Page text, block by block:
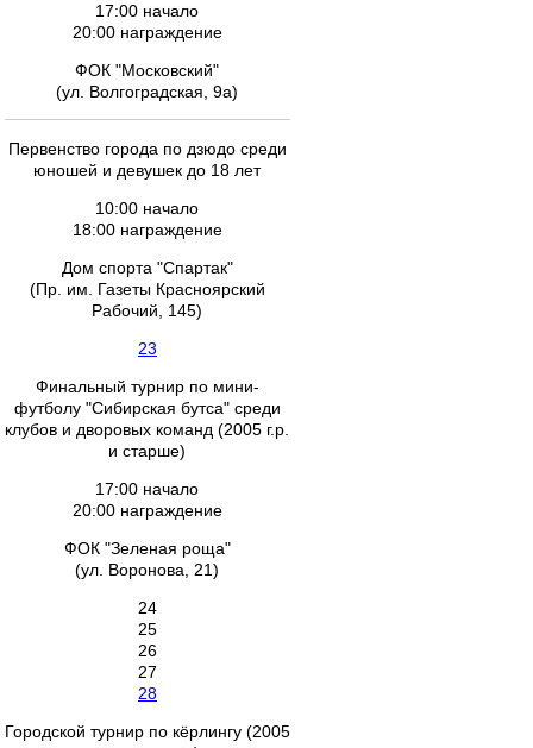
17:00 начало
20:00 награждение
ФОК "Московский"
(ул. Волгоградская, 9а)
Первенство города по дзюдо среди
юношей и девушек до 18 лет
10:00 начало
18:00 награждение
Дом спорта "Спартак"
(Пр. им. Газеты Красноярский
Рабочий, 145)
23
Финальный турнир по мини-
футболу "Сибирская бутса" среди
клубов и дворовых команд (2005 г.р.
и старше)
17:00 начало
20:00 награждение
ФОК "Зеленая роща"
(ул. Воронова, 21)
24
25
26
27
28
Городской турнир по кёрлингу (2005